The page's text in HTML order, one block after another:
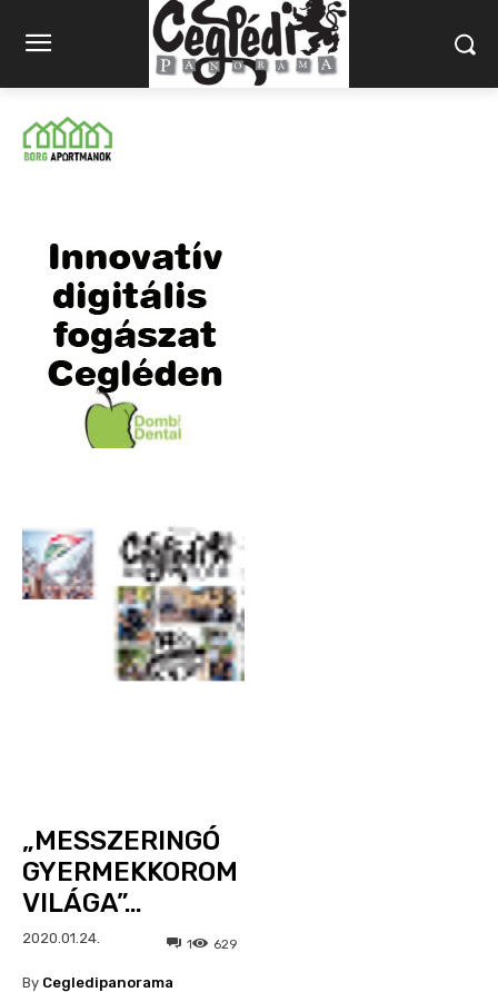
„MESSZERINGÓ
GYERMEKKOROM
VILÁGA”…
2020.01.24. 629
1
By Cegledipanorama